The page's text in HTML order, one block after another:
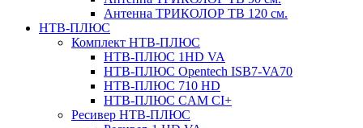
Антенна ТРИКОЛОР ТВ 120 см.
НТВ-ПЛЮС
Комплект НТВ-ПЛЮС
НТВ-ПЛЮС 1HD VA
НТВ-ПЛЮС Opentech ISB7-VA70
НТВ-ПЛЮС 710 HD
НТВ-ПЛЮС CAM CI+
Ресивер НТВ-ПЛЮС